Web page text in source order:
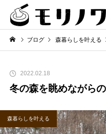
ブログ 森暮らしを叶える
2022.02.18
冬の森を眺めながら
森暮らしを叶える